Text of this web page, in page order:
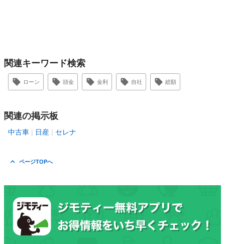
関連キーワード検索
ローン 頭金 金利 自社 総額
関連の掲示板
中古車 日産 セレナ
ページTOPへ